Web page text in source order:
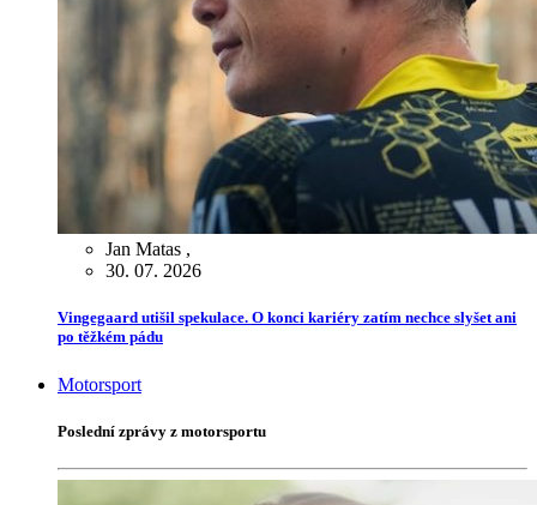
Jan Matas ,
30. 07. 2026
Vingegaard utišil spekulace. O konci kariéry zatím nechce slyšet ani
po těžkém pádu
Motorsport
Poslední zprávy z motorsportu